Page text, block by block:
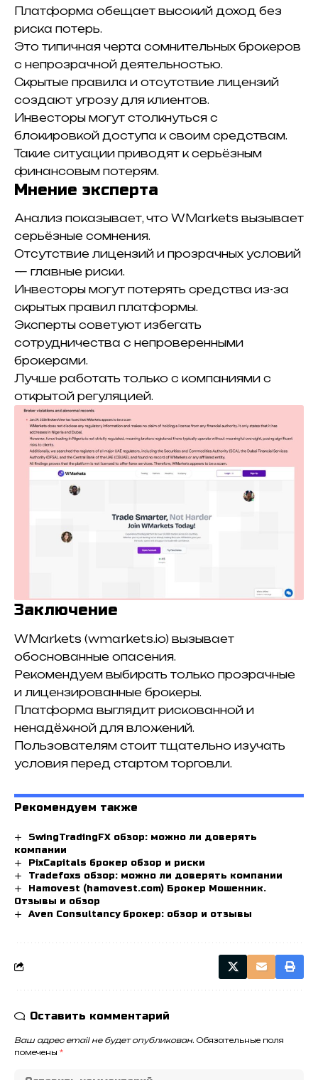
Платформа обещает высокий доход без
риска потерь.
Это типичная черта сомнительных брокеров
с непрозрачной деятельностью.
Скрытые правила и отсутствие лицензий
создают угрозу для клиентов.
Инвесторы могут столкнуться с
блокировкой доступа к своим средствам.
Такие ситуации приводят к серьёзным
финансовым потерям.
Мнение эксперта
Анализ показывает, что WMarkets вызывает
серьёзные сомнения.
Отсутствие лицензий и прозрачных условий
— главные риски.
Инвесторы могут потерять средства из-за
скрытых правил платформы.
Эксперты советуют избегать
сотрудничества с непроверенными
брокерами.
Лучше работать только с компаниями с
открытой регуляцией.
Заключение
WMarkets (wmarkets.io) вызывает
обоснованные опасения.
Рекомендуем выбирать только прозрачные
и лицензированные брокеры.
Платформа выглядит рискованной и
ненадёжной для вложений.
Пользователям стоит тщательно изучать
условия перед стартом торговли.
Рекомендуем также
SwingTradingFX обзор: можно ли доверять
компании
PixCapitals брокер обзор и риски
Tradefoxs обзор: можно ли доверять компании
Hamovest (hamovest.com) Брокер Мошенник.
Отзывы и обзор
Aven Consultancy брокер: обзор и отзывы
Оставить комментарий
Ваш адрес email не будет опубликован. Обязательные поля
помечены *